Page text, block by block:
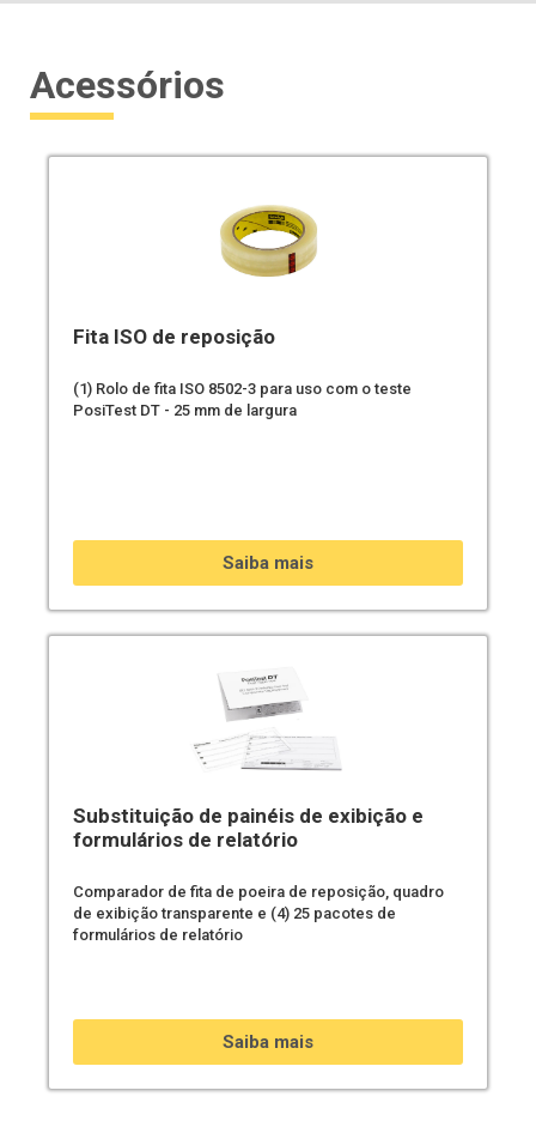
Acessórios
Fita ISO de reposição
(1) Rolo de fita ISO 8502-3 para uso com o teste
PosiTest DT - 25 mm de largura
Saiba mais
Substituição de painéis de exibição e
formulários de relatório
Comparador de fita de poeira de reposição, quadro
de exibição transparente e (4) 25 pacotes de
formulários de relatório
Saiba mais